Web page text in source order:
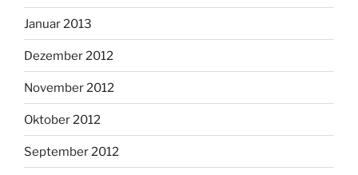
Januar 2013
Dezember 2012
November 2012
Oktober 2012
September 2012